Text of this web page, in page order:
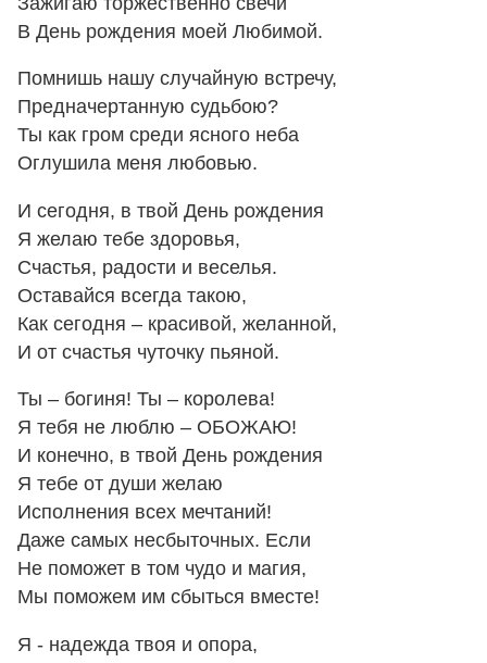
В День рождения моей Любимой.
Помнишь нашу случайную встречу,
Предначертанную судьбою?
Ты как гром среди ясного неба
Оглушила меня любовью.
И сегодня, в твой День рождения
Я желаю тебе здоровья,
Счастья, радости и веселья.
Оставайся всегда такою,
Как сегодня – красивой, желанной,
И от счастья чуточку пьяной.
Ты – богиня! Ты – королева!
Я тебя не люблю – ОБОЖАЮ!
И конечно, в твой День рождения
Я тебе от души желаю
Исполнения всех мечтаний!
Даже самых несбыточных. Если
Не поможет в том чудо и магия,
Мы поможем им сбыться вместе!
Я - надежда твоя и опора,